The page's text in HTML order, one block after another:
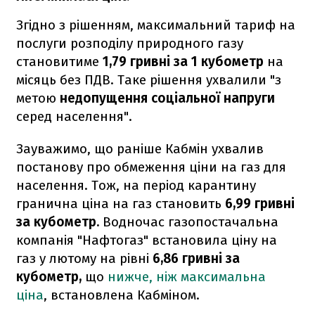
Згідно з рішенням, максимальний тариф на
послуги розподілу природного газу
становитиме 1,79 гривні за 1 кубометр на
місяць без ПДВ. Таке рішення ухвалили "з
метою недопущення соціальної напруги
серед населення".
Зауважимо, що раніше Кабмін ухвалив
постанову про обмеження ціни на газ для
населення. Тож, на період карантину
гранична ціна на газ становить 6,99 гривні
за кубометр. Водночас газопостачальна
компанія "Нафтогаз" встановила ціну на
газ у лютому на рівні 6,86 гривні за
кубометр, що нижче, ніж максимальна
ціна, встановлена Кабміном.